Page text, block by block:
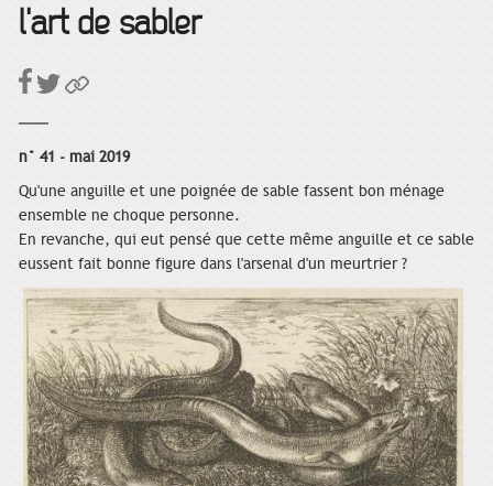
l'art de sabler
n° 41 - mai 2019
Qu'une anguille et une poignée de sable fassent bon ménage
ensemble ne choque personne.
En revanche, qui eut pensé que cette même anguille et ce sable
eussent fait bonne figure dans l'arsenal d'un meurtrier ?